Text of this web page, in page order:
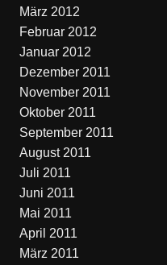
März 2012
Februar 2012
Januar 2012
Dezember 2011
November 2011
Oktober 2011
September 2011
August 2011
Juli 2011
Juni 2011
Mai 2011
April 2011
März 2011